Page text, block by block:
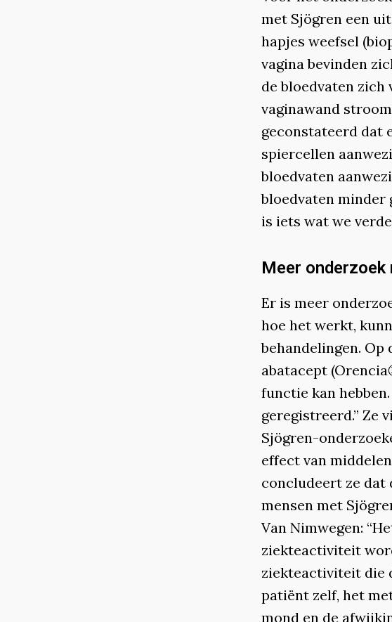
met Sjögren een
hapjes weefsel
vagina bevinden
de bloedvaten
vaginawand
geconstateerd dat
spiercellen
bloedvaten
bloedvaten minder
is iets wat we
Meer onderzoek
Er is meer
hoe het werkt,
behandelingen.
abatacept
functie kan
geregistreerd.” Ze
Sjögren-
effect van
concludeert ze dat
mensen met
Van Nimwegen:
ziekteactiviteit
ziekteactiviteit die
patiënt zelf, het
mond en de